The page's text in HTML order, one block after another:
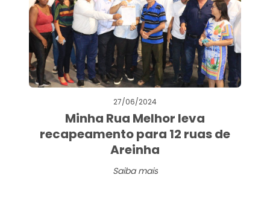
27/06/2024
Minha Rua Melhor leva
recapeamento para 12 ruas de
Areinha
Saiba mais